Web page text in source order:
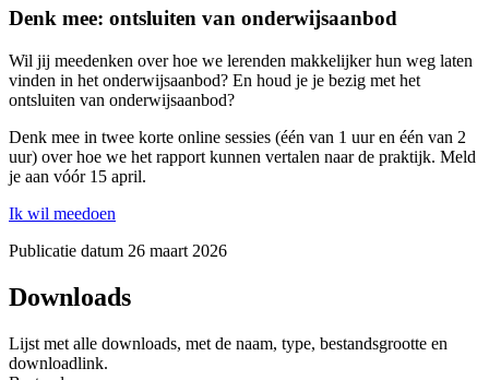
Denk mee: ontsluiten van onderwijsaanbod
Wil jij meedenken over hoe we lerenden makkelijker hun weg laten
vinden in het onderwijsaanbod? En houd je je bezig met het
ontsluiten van onderwijsaanbod?
Denk mee in twee korte online sessies (één van 1 uur en één van 2
uur) over hoe we het rapport kunnen vertalen naar de praktijk. Meld
je aan vóór 15 april.
Ik wil meedoen
Publicatie datum 26 maart 2026
Downloads
Lijst met alle downloads, met de naam, type, bestandsgrootte en
downloadlink.